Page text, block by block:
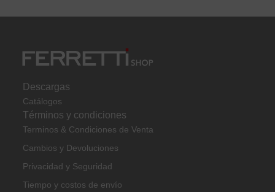
Descargas
Catálogos
Términos y condiciones
Terminos & Condiciones de Venta
Cambios y Devoluciones
Privacidad y Seguridad
Tiempo y costos de envío